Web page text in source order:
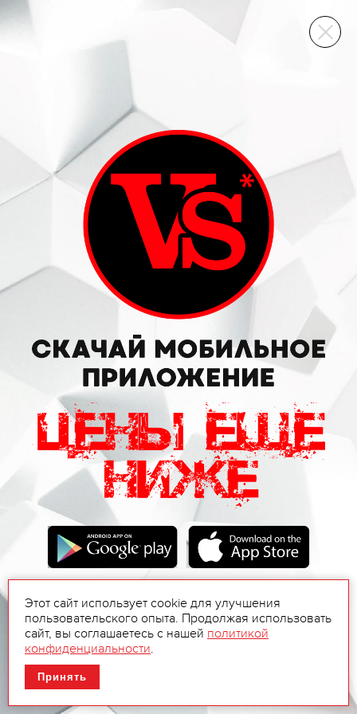
ВИННЫЙ СКЛАД
Этот сайт использует cookie для улучшения
пользовательского опыта. Продолжая использовать
сайт, вы соглашаетесь с нашей политикой
конфиденциальности.
Принять